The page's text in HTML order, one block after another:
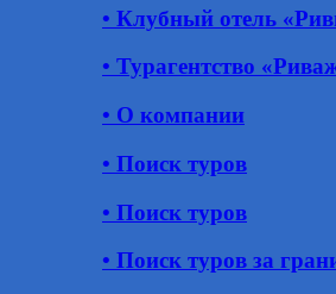
• Клубный отель
• Турагентство
• О компании
• Поиск туров
• Поиск туров
• Поиск туров за